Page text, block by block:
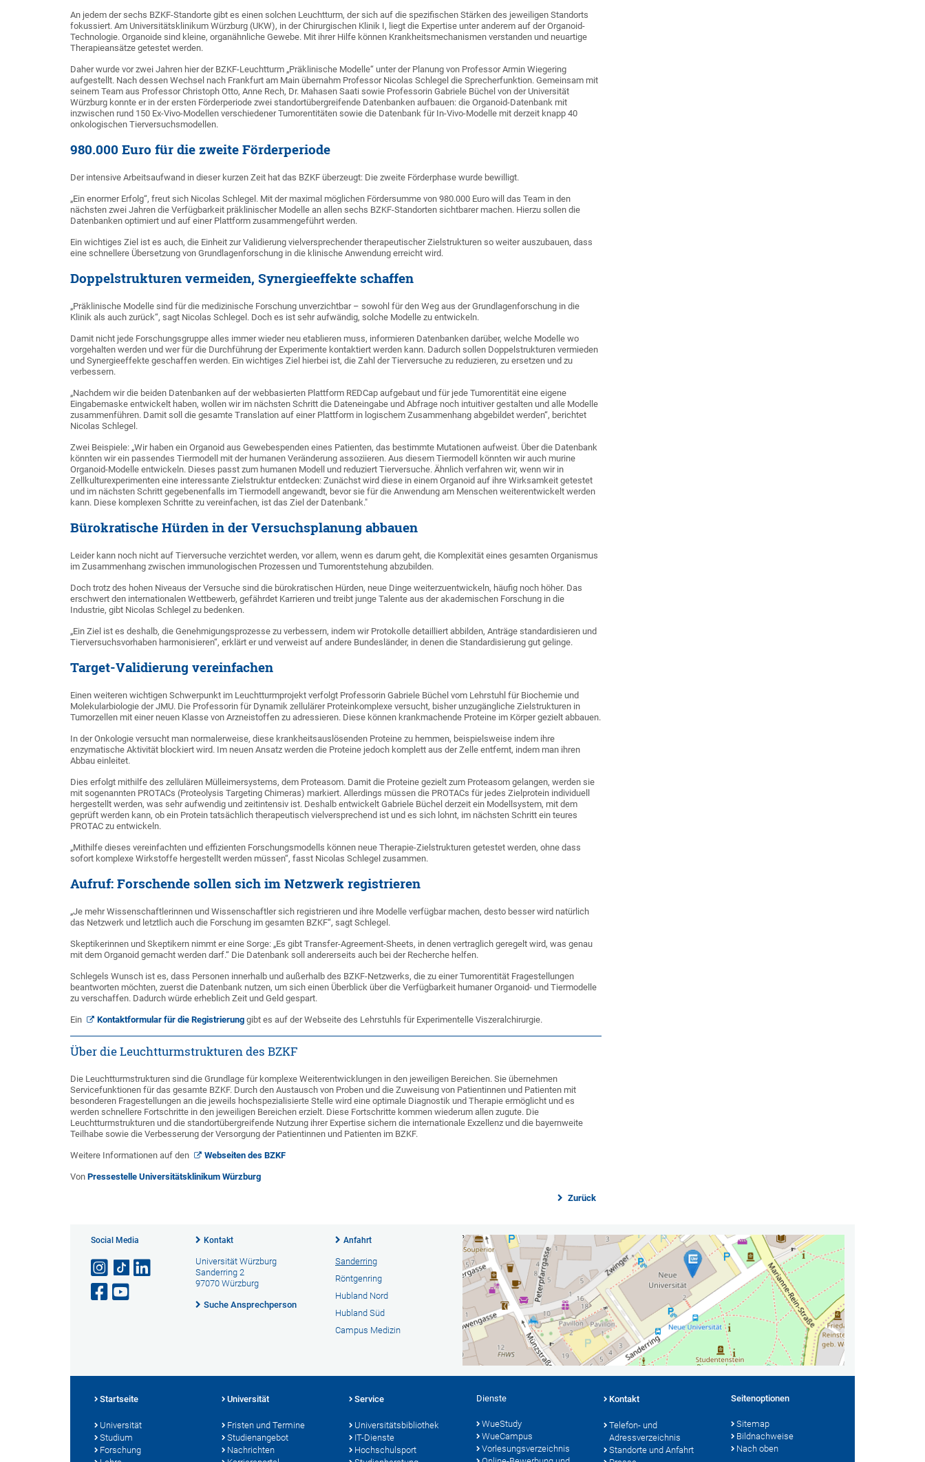
An jedem der sechs BZKF-Standorte gibt es einen solchen Leuchtturm, der sich auf die spezifischen Stärken des jeweiligen Standorts
fokussiert. Am Universitätsklinikum Würzburg (UKW), in der Chirurgischen Klinik I, liegt die Expertise unter anderem auf der Organoid-
Technologie. Organoide sind kleine, organähnliche Gewebe. Mit ihrer Hilfe können Krankheitsmechanismen verstanden und neuartige
Therapieansätze getestet werden.
Daher wurde vor zwei Jahren hier der BZKF-Leuchtturm „Präklinische Modelle“ unter der Planung von Professor Armin Wiegering
aufgestellt. Nach dessen Wechsel nach Frankfurt am Main übernahm Professor Nicolas Schlegel die Sprecherfunktion. Gemeinsam mit
seinem Team aus Professor Christoph Otto, Anne Rech, Dr. Mahasen Saati sowie Professorin Gabriele Büchel von der Universität
Würzburg konnte er in der ersten Förderperiode zwei standortübergreifende Datenbanken aufbauen: die Organoid-Datenbank mit
inzwischen rund 150 Ex-Vivo-Modellen verschiedener Tumorentitäten sowie die Datenbank für In-Vivo-Modelle mit derzeit knapp 40
onkologischen Tierversuchsmodellen.
980.000 Euro für die zweite Förderperiode
Der intensive Arbeitsaufwand in dieser kurzen Zeit hat das BZKF überzeugt: Die zweite Förderphase wurde bewilligt.
„Ein enormer Erfolg“, freut sich Nicolas Schlegel. Mit der maximal möglichen Fördersumme von 980.000 Euro will das Team in den
nächsten zwei Jahren die Verfügbarkeit präklinischer Modelle an allen sechs BZKF-Standorten sichtbarer machen. Hierzu sollen die
Datenbanken optimiert und auf einer Plattform zusammengeführt werden.
Ein wichtiges Ziel ist es auch, die Einheit zur Validierung vielversprechender therapeutischer Zielstrukturen so weiter auszubauen, dass
eine schnellere Übersetzung von Grundlagenforschung in die klinische Anwendung erreicht wird.
Doppelstrukturen vermeiden, Synergieeffekte schaffen
„Präklinische Modelle sind für die medizinische Forschung unverzichtbar – sowohl für den Weg aus der Grundlagenforschung in die
Klinik als auch zurück“, sagt Nicolas Schlegel. Doch es ist sehr aufwändig, solche Modelle zu entwickeln.
Damit nicht jede Forschungsgruppe alles immer wieder neu etablieren muss, informieren Datenbanken darüber, welche Modelle wo
vorgehalten werden und wer für die Durchführung der Experimente kontaktiert werden kann. Dadurch sollen Doppelstrukturen vermieden
und Synergieeffekte geschaffen werden. Ein wichtiges Ziel hierbei ist, die Zahl der Tierversuche zu reduzieren, zu ersetzen und zu
verbessern.
„Nachdem wir die beiden Datenbanken auf der webbasierten Plattform REDCap aufgebaut und für jede Tumorentität eine eigene
Eingabemaske entwickelt haben, wollen wir im nächsten Schritt die Dateneingabe und Abfrage noch intuitiver gestalten und alle Modelle
zusammenführen. Damit soll die gesamte Translation auf einer Plattform in logischem Zusammenhang abgebildet werden“, berichtet
Nicolas Schlegel.
Zwei Beispiele: „Wir haben ein Organoid aus Gewebespenden eines Patienten, das bestimmte Mutationen aufweist. Über die Datenbank
könnten wir ein passendes Tiermodell mit der humanen Veränderung assoziieren. Aus diesem Tiermodell könnten wir auch murine
Organoid-Modelle entwickeln. Dieses passt zum humanen Modell und reduziert Tierversuche. Ähnlich verfahren wir, wenn wir in
Zellkulturexperimenten eine interessante Zielstruktur entdecken: Zunächst wird diese in einem Organoid auf ihre Wirksamkeit getestet
und im nächsten Schritt gegebenenfalls im Tiermodell angewandt, bevor sie für die Anwendung am Menschen weiterentwickelt werden
kann. Diese komplexen Schritte zu vereinfachen, ist das Ziel der Datenbank."
Bürokratische Hürden in der Versuchsplanung abbauen
Leider kann noch nicht auf Tierversuche verzichtet werden, vor allem, wenn es darum geht, die Komplexität eines gesamten Organismus
im Zusammenhang zwischen immunologischen Prozessen und Tumorentstehung abzubilden.
Doch trotz des hohen Niveaus der Versuche sind die bürokratischen Hürden, neue Dinge weiterzuentwickeln, häufig noch höher. Das
erschwert den internationalen Wettbewerb, gefährdet Karrieren und treibt junge Talente aus der akademischen Forschung in die
Industrie, gibt Nicolas Schlegel zu bedenken.
„Ein Ziel ist es deshalb, die Genehmigungsprozesse zu verbessern, indem wir Protokolle detailliert abbilden, Anträge standardisieren und
Tierversuchsvorhaben harmonisieren“, erklärt er und verweist auf andere Bundesländer, in denen die Standardisierung gut gelinge.
Target-Validierung vereinfachen
Einen weiteren wichtigen Schwerpunkt im Leuchtturmprojekt verfolgt Professorin Gabriele Büchel vom Lehrstuhl für Biochemie und
Molekularbiologie der JMU. Die Professorin für Dynamik zellulärer Proteinkomplexe versucht, bisher unzugängliche Zielstrukturen in
Tumorzellen mit einer neuen Klasse von Arzneistoffen zu adressieren. Diese können krankmachende Proteine im Körper gezielt abbauen.
In der Onkologie versucht man normalerweise, diese krankheitsauslösenden Proteine zu hemmen, beispielsweise indem ihre
enzymatische Aktivität blockiert wird. Im neuen Ansatz werden die Proteine jedoch komplett aus der Zelle entfernt, indem man ihren
Abbau einleitet.
Dies erfolgt mithilfe des zellulären Mülleimersystems, dem Proteasom. Damit die Proteine gezielt zum Proteasom gelangen, werden sie
mit sogenannten PROTACs (Proteolysis Targeting Chimeras) markiert. Allerdings müssen die PROTACs für jedes Zielprotein individuell
hergestellt werden, was sehr aufwendig und zeitintensiv ist. Deshalb entwickelt Gabriele Büchel derzeit ein Modellsystem, mit dem
geprüft werden kann, ob ein Protein tatsächlich therapeutisch vielversprechend ist und es sich lohnt, im nächsten Schritt ein teures
PROTAC zu entwickeln.
„Mithilfe dieses vereinfachten und effizienten Forschungsmodells können neue Therapie-Zielstrukturen getestet werden, ohne dass
sofort komplexe Wirkstoffe hergestellt werden müssen“, fasst Nicolas Schlegel zusammen.
Aufruf: Forschende sollen sich im Netzwerk registrieren
„Je mehr Wissenschaftlerinnen und Wissenschaftler sich registrieren und ihre Modelle verfügbar machen, desto besser wird natürlich
das Netzwerk und letztlich auch die Forschung im gesamten BZKF“, sagt Schlegel.
Skeptikerinnen und Skeptikern nimmt er eine Sorge: „Es gibt Transfer-Agreement-Sheets, in denen vertraglich geregelt wird, was genau
mit dem Organoid gemacht werden darf.“ Die Datenbank soll andererseits auch bei der Recherche helfen.
Schlegels Wunsch ist es, dass Personen innerhalb und außerhalb des BZKF-Netzwerks, die zu einer Tumorentität Fragestellungen
beantworten möchten, zuerst die Datenbank nutzen, um sich einen Überblick über die Verfügbarkeit humaner Organoid- und Tiermodelle
zu verschaffen. Dadurch würde erheblich Zeit und Geld gespart.
Ein Kontaktformular für die Registrierunggibt es auf der Webseite des Lehrstuhls für Experimentelle Viszeralchirurgie.
Über die Leuchtturmstrukturen des BZKF
Die Leuchtturmstrukturen sind die Grundlage für komplexe Weiterentwicklungen in den jeweiligen Bereichen. Sie übernehmen
Servicefunktionen für das gesamte BZKF. Durch den Austausch von Proben und die Zuweisung von Patientinnen und Patienten mit
besonderen Fragestellungen an die jeweils hochspezialisierte Stelle wird eine optimale Diagnostik und Therapie ermöglicht und es
werden schnellere Fortschritte in den jeweiligen Bereichen erzielt. Diese Fortschritte kommen wiederum allen zugute. Die
Leuchtturmstrukturen und die standortübergreifende Nutzung ihrer Expertise sichern die internationale Exzellenz und die bayernweite
Teilhabe sowie die Verbesserung der Versorgung der Patientinnen und Patienten im BZKF.
Weitere Informationen auf den Webseiten des BZKF
Von Pressestelle Universitätsklinikum Würzburg
Zurück
Social Media Kontakt
Universität Würzburg
Sanderring 2
97070 Würzburg
Suche Ansprechperson
Anfahrt
Sanderring
Röntgenring
Hubland Nord
Hubland Süd
Campus Medizin
Startseite
Universität
Studium
Forschung
Universität
Fristen und Termine
Studienangebot
Nachrichten
Service
Universitätsbibliothek
IT-Dienste
Hochschulsport
Dienste
WueStudy
WueCampus
Vorlesungsverzeichnis
Kontakt
Telefon- und
Adressverzeichnis
Standorte und Anfahrt
Seitenoptionen
Sitemap
Bildnachweise
Nach oben